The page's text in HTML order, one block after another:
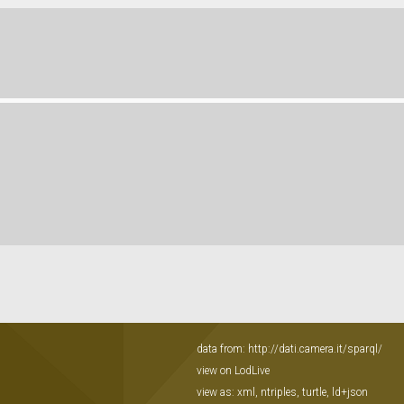
data from: http://dati.camera.it/sparql/
view on LodLive
view as: xml , ntriples, turtle, ld+json